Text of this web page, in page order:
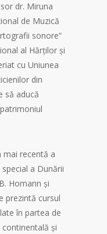
dr. Miruna
de Muzică
sonore”
al Hărților și
cu Uniunea
din
să aducă
mai recentă a
a Dunării
Homann și
prezintă cursul
în partea de
continentală și